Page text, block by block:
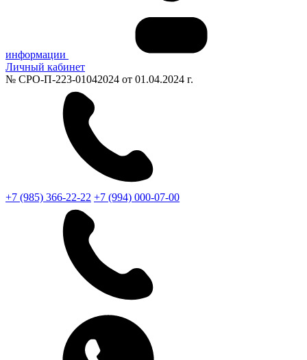
информации
Личный кабинет
№ СРО-П-223-01042024 от 01.04.2024 г.
+7 (985) 366-22-22 +7 (994) 000-07-00